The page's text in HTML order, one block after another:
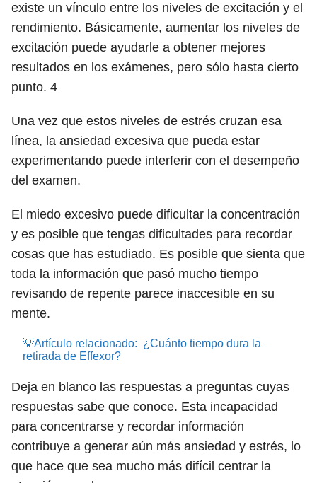
existe un vínculo entre los niveles de excitación y el
rendimiento. Básicamente, aumentar los niveles de
excitación puede ayudarle a obtener mejores
resultados en los exámenes, pero sólo hasta cierto
punto. 4
Una vez que estos niveles de estrés cruzan esa
línea, la ansiedad excesiva que pueda estar
experimentando puede interferir con el desempeño
del examen.
El miedo excesivo puede dificultar la concentración
y es posible que tengas dificultades para recordar
cosas que has estudiado. Es posible que sienta que
toda la información que pasó mucho tiempo
revisando de repente parece inaccesible en su
mente.
💡Artículo relacionado: ¿Cuánto tiempo dura la
retirada de Effexor?
Deja en blanco las respuestas a preguntas cuyas
respuestas sabe que conoce. Esta incapacidad
para concentrarse y recordar información
contribuye a generar aún más ansiedad y estrés, lo
que hace que sea mucho más difícil centrar la